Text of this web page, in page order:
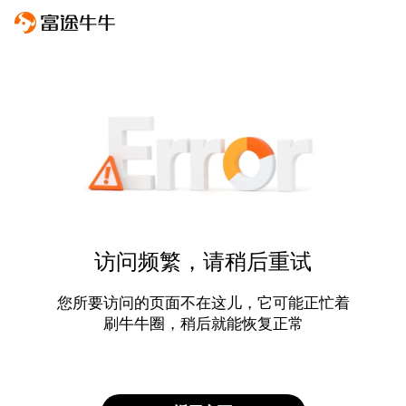
访问频繁，请稍后重试
您所要访问的页面不在这儿，它可能正忙着
刷牛牛圈，稍后就能恢复正常